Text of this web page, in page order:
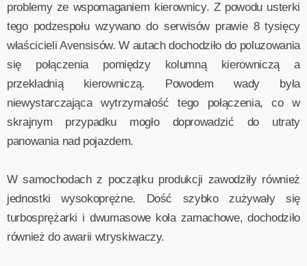
problemy ze wspomaganiem kierownicy. Z powodu usterki
tego podzespołu wzywano do serwisów prawie 8 tysięcy
właścicieli Avensisów. W autach dochodziło do poluzowania
się połączenia pomiędzy kolumną kierowniczą a
przekładnią kierowniczą. Powodem wady była
niewystarczająca wytrzymałość tego połączenia, co w
skrajnym przypadku mogło doprowadzić do utraty
panowania nad pojazdem.
W samochodach z początku produkcji zawodziły również
jednostki wysokoprężne. Dość szybko zużywały się
turbosprężarki i dwumasowe koła zamachowe, dochodziło
również do awarii wtryskiwaczy.